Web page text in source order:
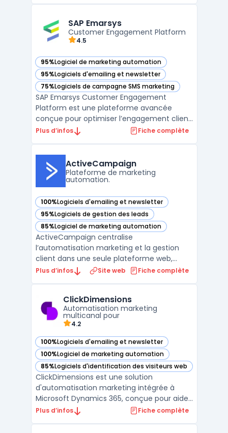
efficace. La plateforme propose une boîte
à outil ...
SAP Emarsys
Customer Engagement Platform
4.5
95%Logiciel de marketing automation
— voir SAP Emarsys dans cette catégorie
95%Logiciels d'emailing et newsletter
— voir SAP Emarsys dans cette catégorie
75%Logiciels de campagne SMS marketing
— voir SAP Emarsys dans cette catégorie
SAP Emarsys Customer Engagement
Platform est une plateforme avancée
conçue pour optimiser l’engagement client
à travers des campagnes marketing
clients, de personnaliser les interactions en
temps réel et de mesurer ...
Plus d’infos Fiche complète
ActiveCampaign
Plateforme de marketing
automation.
100%Logiciels d'emailing et newsletter
— voir ActiveCampaign dans cette catégorie
95%Logiciels de gestion des leads
— voir ActiveCampaign dans cette catégorie
85%Logiciel de marketing automation
— voir ActiveCampaign dans cette catégorie
ActiveCampaign centralise
l’automatisation marketing et la gestion
client dans une seule plateforme web,
conçue pour la transformation digitale des
messagerie SMS, l’envoi d’emails
transactionnels, le CRM et la créati ...
Plus d’infos Site web Fiche complète
ClickDimensions
Automatisation marketing
multicanal pour
4.2
100%Logiciels d'emailing et newsletter
— voir ClickDimensions dans cette catégorie
100%Logiciel de marketing automation
— voir ClickDimensions dans cette catégorie
85%Logiciels d'identification des visiteurs web
— voir ClickDimensions dans cette catégorie
ClickDimensions est une solution
d'automatisation marketing intégrée à
Microsoft Dynamics 365, conçue pour aider
les entreprises à gérer et optimiser leurs
Plus d’infos Fiche complète